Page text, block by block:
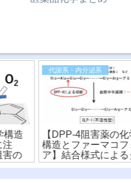
代謝系・内分泌系
【DPP-4阻害薬の化学
構造とファーマコフォ
ア】結合様式によるク
ラス分けと比較！
コ
【
ェ
】
違